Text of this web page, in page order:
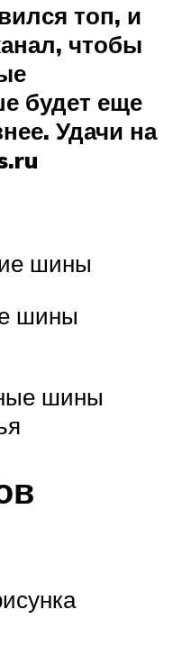
топ, и
чтобы
будет еще
Удачи на
шины
шины
шины